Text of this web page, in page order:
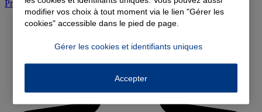
Prendre rendez-vous à l'agence
modifier vos choix à tout moment via le lien "Gérer les
cookies" accessible dans le pied de page.
Gérer les cookies et identifiants uniques
Accepter